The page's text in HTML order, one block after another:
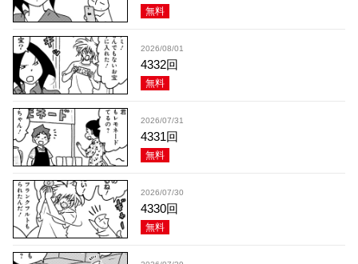
無料
2026/08/01
4332回
無料
2026/07/31
4331回
無料
2026/07/30
4330回
無料